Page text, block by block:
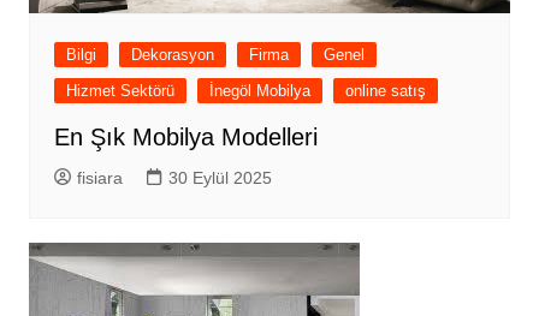
Bilgi Dekorasyon Firma
Genel
Hizmet Sektörü
İnegöl Mobilya online satış
En Şık Mobilya Modelleri
fisiara 30 Eylül 2025